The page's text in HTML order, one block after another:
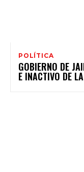
POLÍTICA
GOBIERNO DE
E INACTIVO DE